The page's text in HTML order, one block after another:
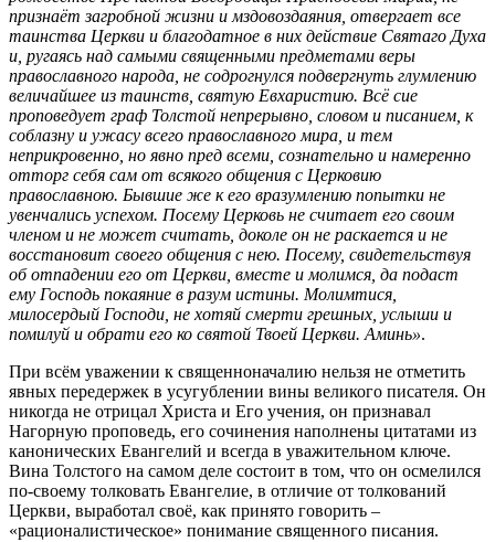
признаёт загробной жизни и мздовоздаяния, отвергает все
таинства Церкви и благодатное в них действие Святаго Духа
и, ругаясь над самыми священными предметами веры
православного народа, не содрогнулся подвергнуть глумлению
величайшее из таинств, святую Евхаристию. Всё сие
проповедует граф Толстой непрерывно, словом и писанием, к
соблазну и ужасу всего православного мира, и тем
неприкровенно, но явно пред всеми, сознательно и намеренно
отторг себя сам от всякого общения с Церковию
православною. Бывшие же к его вразумлению попытки не
увенчались успехом. Посему Церковь не считает его своим
членом и не может считать, доколе он не раскается и не
восстановит своего общения с нею. Посему, свидетельствуя
об отпадении его от Церкви, вместе и молимся, да подаст
ему Господь покаяние в разум истины. Молимтися,
милосердый Господи, не хотяй смерти грешных, услыши и
помилуй и обрати его ко святой Твоей Церкви. Аминь».
При всём уважении к священноначалию нельзя не отметить
явных передержек в усугублении вины великого писателя. Он
никогда не отрицал Христа и Его учения, он признавал
Нагорную проповедь, его сочинения наполнены цитатами из
канонических Евангелий и всегда в уважительном ключе.
Вина Толстого на самом деле состоит в том, что он осмелился
по-своему толковать Евангелие, в отличие от толкований
Церкви, выработал своё, как принято говорить –
«рационалистическое» понимание священного писания.